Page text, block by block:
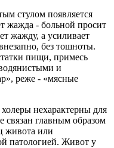
стулом появляется
жажда - больной просит
жажду, а усиливает
без тошноты.
пищи, примесь
и
реже - «мясные
нехарактерны для
связан главным образом
живота или
патологией. Живот у